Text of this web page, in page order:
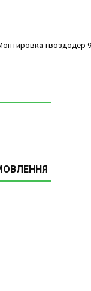
гвоздодер